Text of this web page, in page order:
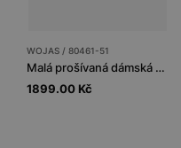
WOJAS / 80461-51
Malá prošívaná dámská crossbody kabelka
1899.00 Kč